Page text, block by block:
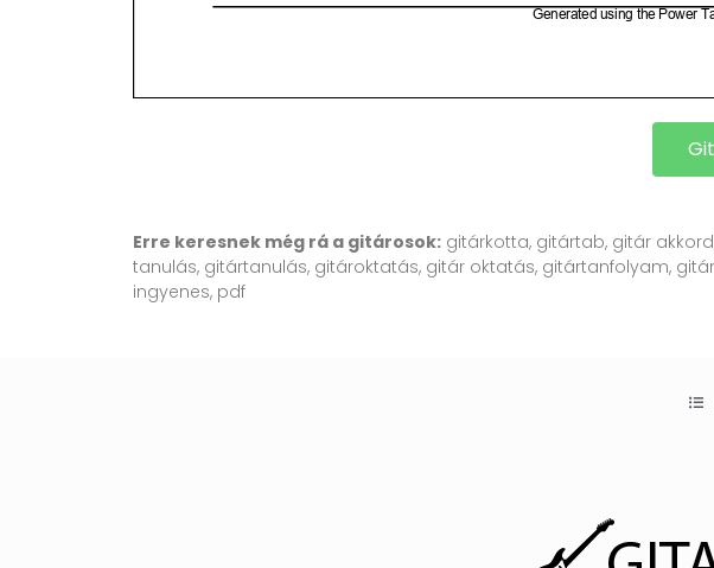
Erre keresnek még rá a gitárosok: gitárkotta, gitártab, gitár
tanulás, gitártanulás, gitároktatás, gitár oktatás, gitártanfolyam,
ingyenes, pdf